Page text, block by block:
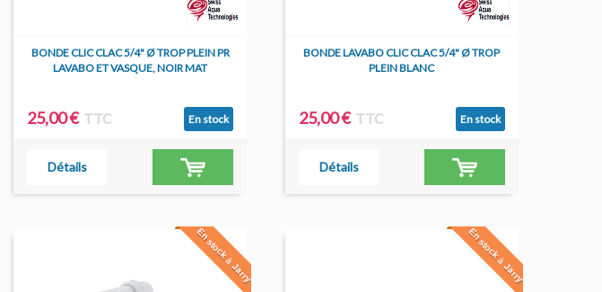
BONDE CLIC CLAC 5/4" Ø TROP PLEIN PR
LAVABO ET VASQUE, NOIR MAT
25,00 € TTC En stock
Détails
BONDE LAVABO CLIC CLAC 5/4" Ø TROP
PLEIN BLANC
25,00 € TTC En stock
Détails
En stock à Jarry En stock à Jarry